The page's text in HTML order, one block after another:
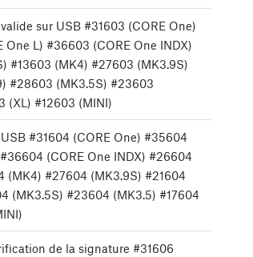
sur USB #31603 (CORE One)
One L) #36603 (CORE One INDX)
#13603 (MK4) #27603 (MK3.9S)
#28603 (MK3.5S) #23603
(XL) #12603 (MINI)
#31604 (CORE One) #35604
(CORE One INDX) #26604
(MK4) #27604 (MK3.9S) #21604
(MK3.5S) #23604 (MK3.5) #17604
de la signature #31606